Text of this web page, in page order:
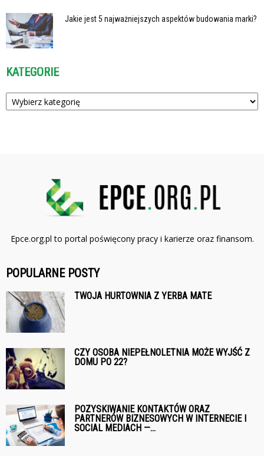
Jakie jest 5 najważniejszych aspektów budowania marki?
KATEGORIE
Kategorie
Epce.org.pl to portal poświęcony pracy i karierze oraz finansom.
POPULARNE POSTY
TWOJA HURTOWNIA Z YERBA MATE
CZY OSOBA NIEPEŁNOLETNIA MOŻE WYJŚĆ Z
DOMU PO 22?
POZYSKIWANIE KONTAKTÓW ORAZ
PARTNERÓW BIZNESOWYCH W INTERNECIE I
SOCIAL MEDIACH —...